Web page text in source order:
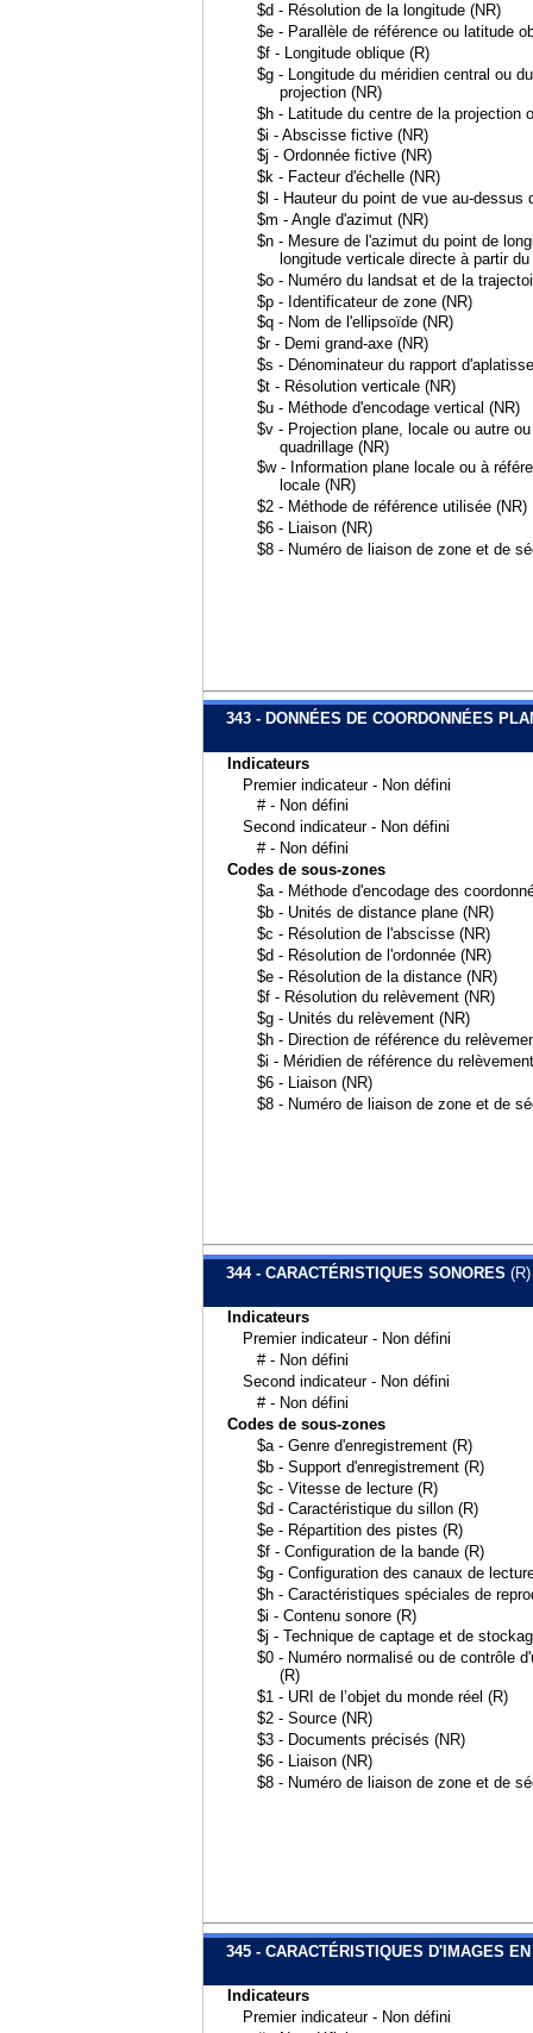
$d - Résolution de la longitude (NR)
$e - Parallèle de référence ou latitude
$f - Longitude oblique (R)
$g - Longitude du méridien central ou
projection (NR)
$h - Latitude du centre de la projection
$i - Abscisse fictive (NR)
$j - Ordonnée fictive (NR)
$k - Facteur d'échelle (NR)
$l - Hauteur du point de vue au-dessus
$m - Angle d'azimut (NR)
$n - Mesure de l'azimut du point de
longitude verticale directe à partir du
$o - Numéro du landsat et de la
$p - Identificateur de zone (NR)
$q - Nom de l'ellipsoïde (NR)
$r - Demi grand-axe (NR)
$s - Dénominateur du rapport
$t - Résolution verticale (NR)
$u - Méthode d'encodage vertical (NR)
$v - Projection plane, locale ou autre
quadrillage (NR)
$w - Information plane locale ou à
locale (NR)
$2 - Méthode de référence utilisée (NR)
$6 - Liaison (NR)
$8 - Numéro de liaison de zone et de
343 - DONNÉES DE COORDONNÉES
Indicateurs
Premier indicateur - Non défini
# - Non défini
Second indicateur - Non défini
# - Non défini
Codes de sous-zones
$a - Méthode d'encodage des
$b - Unités de distance plane (NR)
$c - Résolution de l'abscisse (NR)
$d - Résolution de l'ordonnée (NR)
$e - Résolution de la distance (NR)
$f - Résolution du relèvement (NR)
$g - Unités du relèvement (NR)
$h - Direction de référence du
$i - Méridien de référence du
$6 - Liaison (NR)
$8 - Numéro de liaison de zone et de
344 - CARACTÉRISTIQUES SONORES (R)
Indicateurs
Premier indicateur - Non défini
# - Non défini
Second indicateur - Non défini
# - Non défini
Codes de sous-zones
$a - Genre d'enregistrement (R)
$b - Support d'enregistrement (R)
$c - Vitesse de lecture (R)
$d - Caractéristique du sillon (R)
$e - Répartition des pistes (R)
$f - Configuration de la bande (R)
$g - Configuration des canaux de
$h - Caractéristiques spéciales de
$i - Contenu sonore (R)
$j - Technique de captage et de
$0 - Numéro normalisé ou de contrôle
(R)
$1 - URI de l’objet du monde réel (R)
$2 - Source (NR)
$3 - Documents précisés (NR)
$6 - Liaison (NR)
$8 - Numéro de liaison de zone et de
345 - CARACTÉRISTIQUES D'IMAGES
Indicateurs
Premier indicateur - Non défini